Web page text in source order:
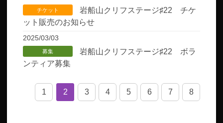
チケット
岩船山クリフステージ♯22 チケ
ット販売のお知らせ
2025/03/03
募集
岩船山クリフステージ♯22 ボラ
ンティア募集
1 2 3 4 5 6 7 8